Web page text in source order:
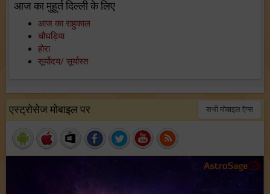
आज का मुहूर्त दिल्ली के लिए
आज का राहुकाल
चौघड़िया
होरा
सूर्योदय/ सूर्यास्त
एस्ट्रोसेज मोबाइल पर सभी मोबाइल ऍप्स